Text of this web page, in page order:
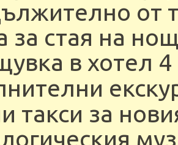
от
за стая на
в хотел 4
такси за